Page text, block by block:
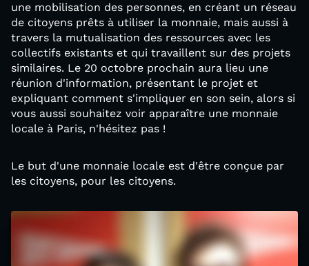
une mobilisation des personnes, en créant un réseau
de citoyens prêts à utiliser la monnaie, mais aussi à
travers la mutualisation des ressources avec les
collectifs existants et qui travaillent sur des projets
similaires. Le 20 octobre prochain aura lieu une
réunion d'information, présentant le projet et
expliquant comment s'impliquer en son sein, alors si
vous aussi souhaitez voir apparaître une monnaie
locale à Paris, n'hésitez pas !
Le but d'une monnaie locale est d'être conçue par
les citoyens, pour les citoyens.